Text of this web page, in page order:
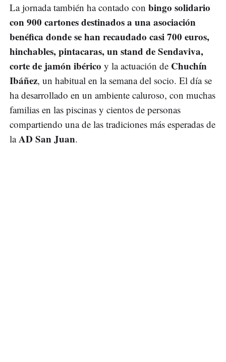
La jornada también ha contado con bingo solidario
con 900 cartones destinados a una asociación
benéfica donde se han recaudado casi 700 euros,
hinchables, pintacaras, un stand de Sendaviva,
corte de jamón ibérico y la actuación de Chuchín
Ibáñez, un habitual en la semana del socio. El día se
ha desarrollado en un ambiente caluroso, con muchas
familias en las piscinas y cientos de personas
compartiendo una de las tradiciones más esperadas de
laAD San Juan.